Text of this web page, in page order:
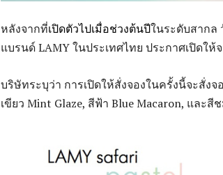
หลังจากที่เปิดตัวไปเมื่อช่วงต้นปีในระดับสากล
แบรนด์ LAMY ในประเทศไทย ประกาศเปิดใ
บริษัทระบุว่า การเปิดให้สั่งจองในครั้งนี้จะสั่ง
เขียว Mint Glaze, สีฟ้า Blue Macaron, และ